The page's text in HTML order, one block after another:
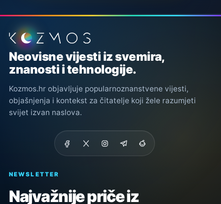
Podnožje stranice
Neovisne vijesti iz svemira,
znanosti i tehnologije.
Kozmos.hr objavljuje popularnoznanstvene vijesti,
objašnjenja i kontekst za čitatelje koji žele razumjeti
svijet izvan naslova.
NEWSLETTER
Najvažnije priče iz